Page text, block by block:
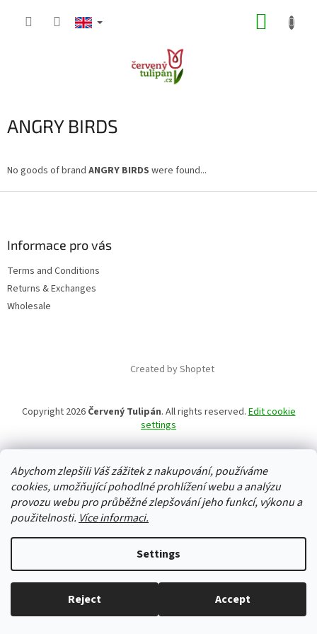
Abychom zlepšili Váš zážitek z nakupování, používáme
cookies, umožňující pohodlné prohlížení webu a analýzu
provozu webu pro průběžné zlepšování jeho funkcí, výkonu a
použitelnosti. Více informaci.
Settings
Reject Accept
Everything in stock, we ship every working day.
ANGRY BIRDS
No goods of brand ANGRY BIRDS were found...
Informace pro vás
Terms and Conditions
Returns & Exchanges
Wholesale
Created by Shoptet
Copyright 2026 Červený Tulipán. All rights reserved.Edit cookie
settings